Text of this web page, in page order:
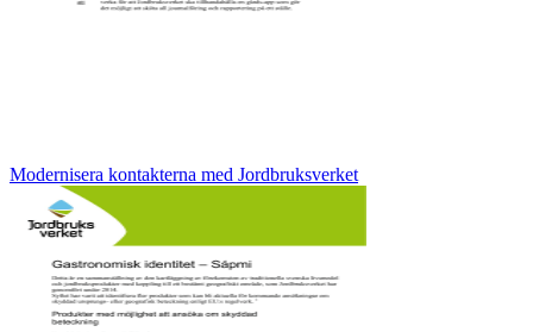
Modernisera kontakterna med Jordbruksverket